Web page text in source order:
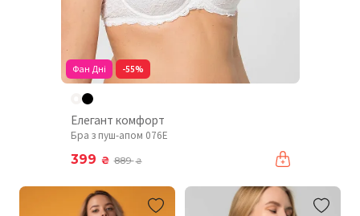
Фан Дні -55%
Елегант комфорт
Бра з пуш-апом 076Е
399 ₴ 889₴